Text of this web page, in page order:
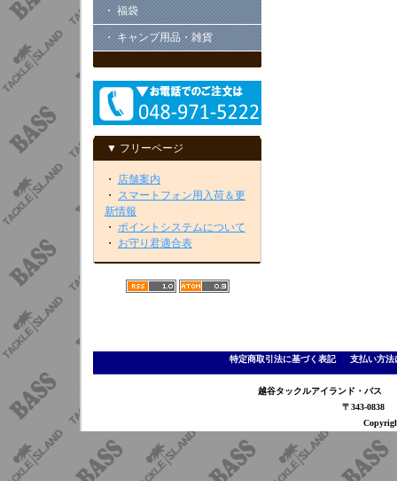
・ 福袋
・ キャンプ用品・雑貨
▼ フリーページ
・ 店舗案内
・ スマートフォン用入荷＆更
新情報
・ ポイントシステムについて
・ お守り君適合表
特定商取引法に基づく表記｜ 支払い方法
越谷タックルアイランド・バ
〒343-0838